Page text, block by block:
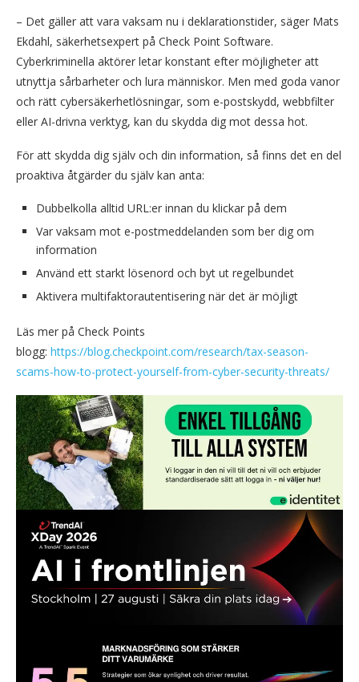
– Det gäller att vara vaksam nu i deklarationstider, säger Mats
Ekdahl, säkerhetsexpert på Check Point Software.
Cyberkriminella aktörer letar konstant efter möjligheter att
utnyttja sårbarheter och lura människor. Men med goda vanor
och rätt cybersäkerhetlösningar, som e-postskydd, webbfilter
eller AI-drivna verktyg, kan du skydda dig mot dessa hot.
För att skydda dig själv och din information, så finns det en del
proaktiva åtgärder du själv kan anta:
Dubbelkolla alltid URL:er innan du klickar på dem
Var vaksam mot e-postmeddelanden som ber dig om
information
Använd ett starkt lösenord och byt ut regelbundet
Aktivera multifaktorautentisering när det är möjligt
Läs mer på Check Points
blogg: https://blog.checkpoint.com/research/tax-season-
scams-how-to-protect-yourself-from-cyber-security-threats/